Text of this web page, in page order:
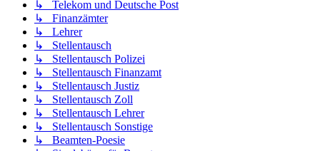
↳ Telekom und Deutsche Post
↳ Finanzämter
↳ Lehrer
↳ Stellentausch
↳ Stellentausch Polizei
↳ Stellentausch Finanzamt
↳ Stellentausch Justiz
↳ Stellentausch Zoll
↳ Stellentausch Lehrer
↳ Stellentausch Sonstige
↳ Beamten-Poesie